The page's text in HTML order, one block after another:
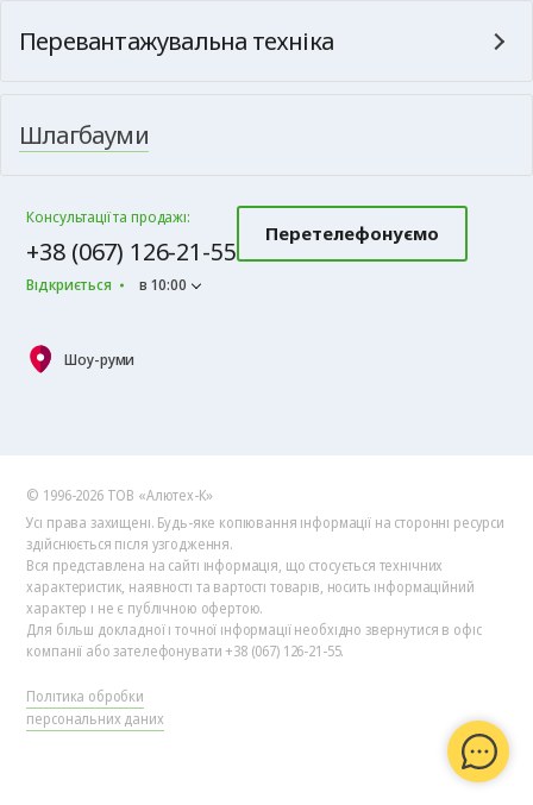
Перевантажувальна техніка
Шлагбауми
Консультації та продажі:
+38 (067) 126-21-55
Відкриється в 10:00
Перетелефонуємо
Шоу-руми
© 1996-2026 ТОВ «Алютех‑К»
Усі права захищені. Будь-яке копіювання інформації на сторонні ресурси
здійснюється після узгодження.
Вся представлена на сайті інформація, що стосується технічних
характеристик, наявності та вартості товарів, носить інформаційний
характер і не є публічною офертою.
Для більш докладної і точної інформації необхідно звернутися в офіс
компанії або зателефонувати +38 (067) 126-21-55.
Політика обробки
персональних даних